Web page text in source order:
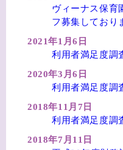
ヴィーナス保育
フ募集しており
2021年1月6日
利用者満足度調
2020年3月6日
利用者満足度調
2018年11月7日
利用者満足度調
2018年7月11日